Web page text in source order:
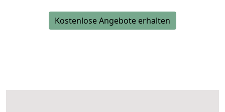
Kostenlose Angebote erhalten